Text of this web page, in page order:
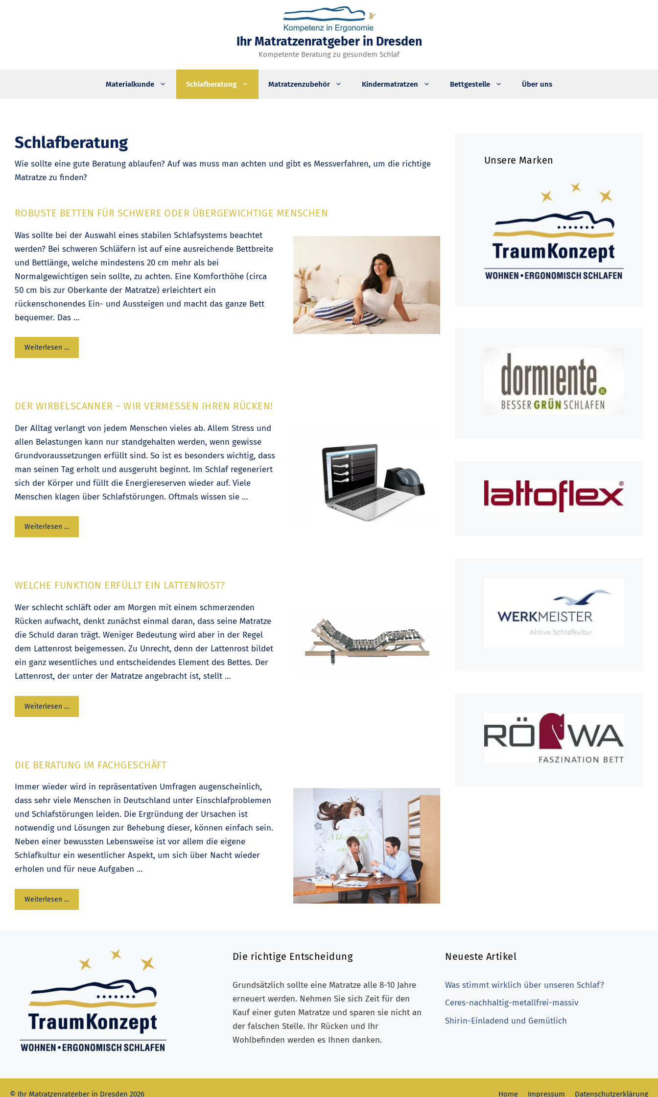
Ihr Matratzenratgeber in Dresden
Kompetente Beratung zu gesundem Schlaf
Materialkunde Schlafberatung Matratzenzubehör Kindermatratzen Bettgestelle Über uns
Schlafberatung
Wie sollte eine gute Beratung ablaufen? Auf was muss man achten und gibt es Messverfahren, um die richtige
Matratze zu finden?
ROBUSTE BETTEN FÜR SCHWERE ODER ÜBERGEWICHTIGE MENSCHEN
Was sollte bei der Auswahl eines stabilen Schlafsystems beachtet
werden? Bei schweren Schläfern ist auf eine ausreichende Bettbreite
und Bettlänge, welche mindestens 20 cm mehr als bei
Normalgewichtigen sein sollte, zu achten. Eine Komforthöhe (circa
50 cm bis zur Oberkante der Matratze) erleichtert ein
rückenschonendes Ein- und Aussteigen und macht das ganze Bett
bequemer. Das …
Weiterlesen …
DER WIRBELSCANNER – WIR VERMESSEN IHREN RÜCKEN!
Der Alltag verlangt von jedem Menschen vieles ab. Allem Stress und
allen Belastungen kann nur standgehalten werden, wenn gewisse
Grundvoraussetzungen erfüllt sind. So ist es besonders wichtig, dass
man seinen Tag erholt und ausgeruht beginnt. Im Schlaf regeneriert
sich der Körper und füllt die Energiereserven wieder auf. Viele
Menschen klagen über Schlafstörungen. Oftmals wissen sie …
Weiterlesen …
WELCHE FUNKTION ERFÜLLT EIN LATTENROST?
Wer schlecht schläft oder am Morgen mit einem schmerzenden
Rücken aufwacht, denkt zunächst einmal daran, dass seine Matratze
die Schuld daran trägt. Weniger Bedeutung wird aber in der Regel
dem Lattenrost beigemessen. Zu Unrecht, denn der Lattenrost bildet
ein ganz wesentliches und entscheidendes Element des Bettes. Der
Lattenrost, der unter der Matratze angebracht ist, stellt …
Weiterlesen …
DIE BERATUNG IM FACHGESCHÄFT
Immer wieder wird in repräsentativen Umfragen augenscheinlich,
dass sehr viele Menschen in Deutschland unter Einschlafproblemen
und Schlafstörungen leiden. Die Ergründung der Ursachen ist
notwendig und Lösungen zur Behebung dieser, können einfach sein.
Neben einer bewussten Lebensweise ist vor allem die eigene
Schlafkultur ein wesentlicher Aspekt, um sich über Nacht wieder
erholen und für neue Aufgaben …
Weiterlesen …
Unsere Marken
Die richtige Entscheidung
Grundsätzlich sollte eine Matratze alle 8-10 Jahre
erneuert werden. Nehmen Sie sich Zeit für den
Kauf einer guten Matratze und sparen sie nicht an
der falschen Stelle. Ihr Rücken und Ihr
Wohlbefinden werden es Ihnen danken.
Neueste Artikel
Was stimmt wirklich über unseren Schlaf?
Ceres-nachhaltig-metallfrei-massiv
Shirin-Einladend und Gemütlich
Home Impressum Datenschutzerklärung
© Ihr Matratzenratgeber in Dresden 2026